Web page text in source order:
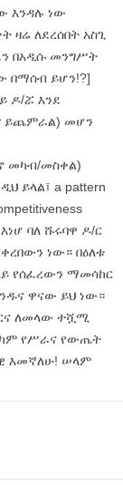
እንዳሉ ነው
ዛሬ ለደረሰበት አስጊ
በአዲሱ መንግሥት
በማሰብ ይሆን!?]
ዶ/ሯ እንደ
ይጨምራል) መሆን
መካብ/መስቀል)
ይላል፤ a pattern
እነሆ ባለ ሹሩባዋ ዶ/ር
ነው። በዕለቱ
የሰፈረውን ማመሳከር
ዋናው ይህ ነው።
ለመላው ተሿሚ
የሥራና የውጤት
እመኛለሁ! ሠላም